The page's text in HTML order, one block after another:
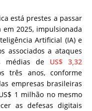
está prestes a passar
2025, impulsionada
Artificial (IA) e
associados a ataques
médias de US$ 3,32
três anos, conforme
empresas brasileiras
1 milhão no mesmo
as defesas digitais